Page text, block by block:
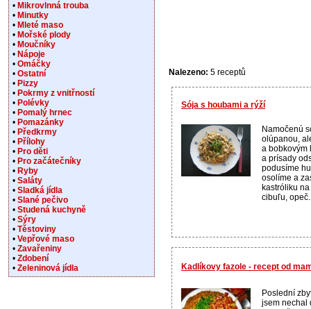
Nalezeno: 5 receptů
Sója s houbami a rýží
Namočenú
olúpanou,
a bobkovým
a prísady
podusíme
osolíme a
kastróliku
cibuľu,
Kadlíkovy fazole - recept od
Poslední
jsem nechal
• Mikrovlnná trouba
• Minutky
• Mleté maso
• Mořské plody
• Moučníky
• Nápoje
• Omáčky
• Ostatní
• Pizzy
• Pokrmy z vnitřností
• Polévky
• Pomalý hrnec
• Pomazánky
• Předkrmy
• Přílohy
• Pro děti
• Pro začátečníky
• Ryby
• Saláty
• Sladká jídla
• Slané pečivo
• Studená kuchyně
• Sýry
• Těstoviny
• Vepřové maso
• Zavařeniny
• Zdobení
• Zeleninová jídla